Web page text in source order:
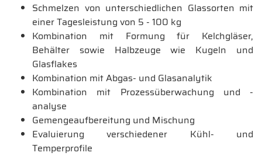
Schmelzen von unterschiedlichen Glassorten mit
einer Tagesleistung von 5 - 100 kg
Kombination mit Formung für Kelchgläser,
Behälter sowie Halbzeuge wie Kugeln und
Glasflakes
Kombination mit Abgas- und Glasanalytik
Kombination mit Prozessüberwachung und -
analyse
Gemengeaufbereitung und Mischung
Evaluierung verschiedener Kühl- und
Temperprofile